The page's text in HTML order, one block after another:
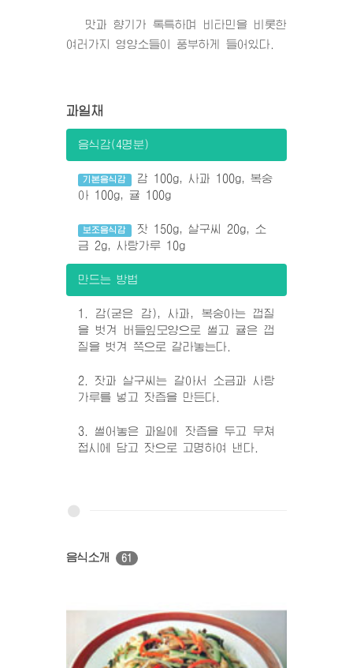
맛과 향기가 톡특하며 비타민을 비롯한
여러가지 영양소들이 풍부하게 들어있다.
과일채
음식감(4명분)
기본음식감
감 100g, 사과 100g, 복숭
아 100g, 귤 100g
보조음식감
잣 150g, 살구씨 20g, 소
금 2g, 사탕가루 10g
만드는 방법
1. 감(굳은 감), 사과, 복숭아는 껍질
을 벗겨 버들잎모양으로 썰고 귤은 껍
질을 벗겨 쪽으로 갈라놓는다.
2. 잣과 살구씨는 갈아서 소금과 사탕
가루를 넣고 잣즙을 만든다.
3. 썰어놓은 과일에 잣즙을 두고 무쳐
접시에 담고 잣으로 고명하여 낸다.
음식소개 61